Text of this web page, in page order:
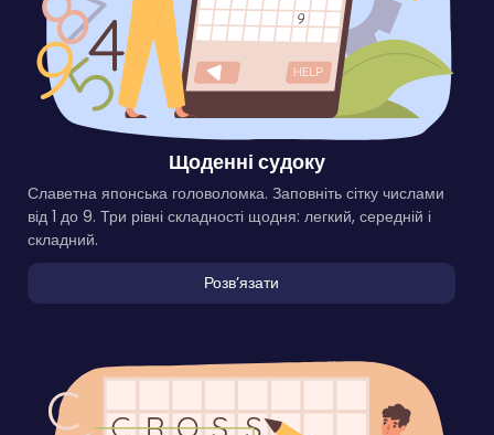
Щоденні судоку
Славетна японська головоломка. Заповніть сітку числами
від 1 до 9. Три рівні складності щодня: легкий, середній і
складний.
Розвʼязати